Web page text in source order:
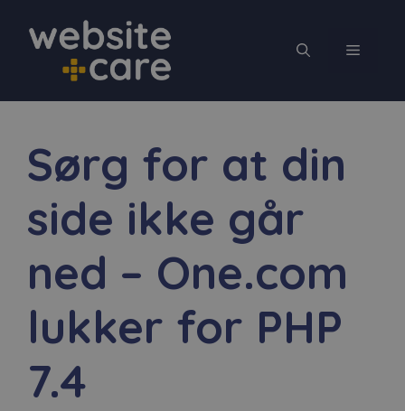
indhold
MENU
Sørg for at din
side ikke går
ned – One.com
lukker for PHP
7.4